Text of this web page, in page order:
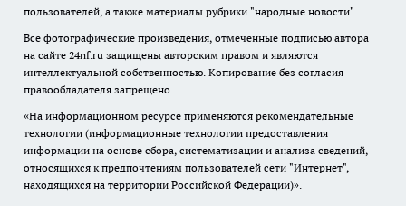
пользователей, а также материалы рубрики "народные новости".
Все фотографические произведения, отмеченные подписью автора
на сайте 24nf.ru защищены авторским правом и являются
интеллектуальной собственностью. Копирование без согласия
правообладателя запрещено.
«На информационном ресурсе применяются рекомендательные
технологии (информационные технологии предоставления
информации на основе сбора, систематизации и анализа сведений,
относящихся к предпочтениям пользователей сети "Интернет",
находящихся на территории Российской Федерации)».